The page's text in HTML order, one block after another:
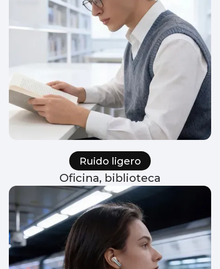
Ruido ligero
Oficina, biblioteca